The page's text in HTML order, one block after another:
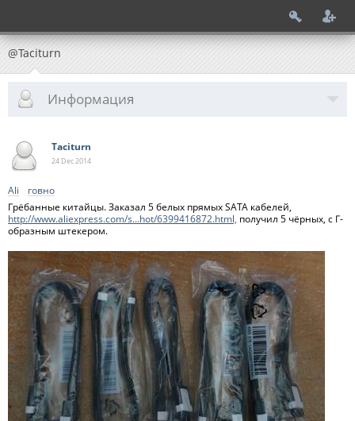
@Taciturn
Информация
Taciturn
24 Dec2014
Ali
говно
Грёбанные китайцы. Заказал 5 белых прямых SATA кабелей,
http://www.aliexpress.com/s...hot/6399416872.html, получил 5 чёрных, с Г-
образным штекером.